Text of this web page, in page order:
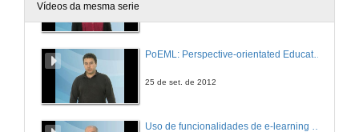
Vídeos da mesma serie
PoEML: Perspective-orientated Educational Modeling Language
25 de set. de 2012